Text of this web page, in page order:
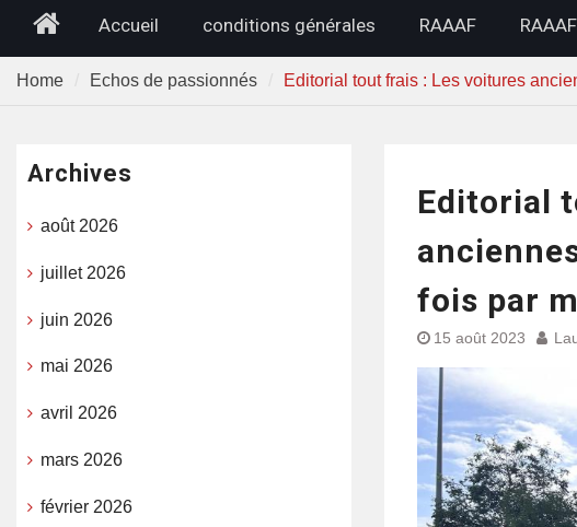
HomeAccueil conditions générales RAAAF
Home Echos de passionnés Editorial tout frais : Les voitures
Editorial
fois par
15 août 2023
Archives
août 2026
juillet 2026
juin 2026
mai 2026
avril 2026
mars 2026
février 2026